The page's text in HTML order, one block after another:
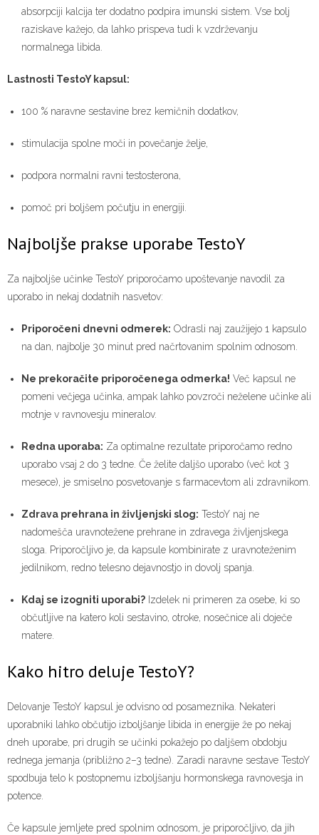
absorpciji kalcija ter dodatno podpira imunski sistem. Vse bolj
raziskave kažejo, da lahko prispeva tudi k vzdrževanju
normalnega libida.
Lastnosti TestoY kapsul:
100 % naravne sestavine brez kemičnih dodatkov,
stimulacija spolne moči in povečanje želje,
podpora normalni ravni testosterona,
pomoč pri boljšem počutju in energiji.
Najboljše prakse uporabe TestoY
Za najboljše učinke TestoY priporočamo upoštevanje navodil za
uporabo in nekaj dodatnih nasvetov:
Priporočeni dnevni odmerek: Odrasli naj zaužijejo 1 kapsulo
na dan, najbolje 30 minut pred načrtovanim spolnim odnosom.
Ne prekoračite priporočenega odmerka! Več kapsul ne
pomeni večjega učinka, ampak lahko povzroči neželene učinke ali
motnje v ravnovesju mineralov.
Redna uporaba: Za optimalne rezultate priporočamo redno
uporabo vsaj 2 do 3 tedne. Če želite daljšo uporabo (več kot 3
mesece), je smiselno posvetovanje s farmacevtom ali zdravnikom.
Zdrava prehrana in življenjski slog: TestoY naj ne
nadomešča uravnotežene prehrane in zdravega življenjskega
sloga. Priporočljivo je, da kapsule kombinirate z uravnoteženim
jedilnikom, redno telesno dejavnostjo in dovolj spanja.
Kdaj se izogniti uporabi? Izdelek ni primeren za osebe, ki so
občutljive na katero koli sestavino, otroke, nosečnice ali doječe
matere.
Kako hitro deluje TestoY?
Delovanje TestoY kapsul je odvisno od posameznika. Nekateri
uporabniki lahko občutijo izboljšanje libida in energije že po nekaj
dneh uporabe, pri drugih se učinki pokažejo po daljšem obdobju
rednega jemanja (približno 2–3 tedne). Zaradi naravne sestave TestoY
spodbuja telo k postopnemu izboljšanju hormonskega ravnovesja in
potence.
Če kapsule jemljete pred spolnim odnosom, je priporočljivo, da jih